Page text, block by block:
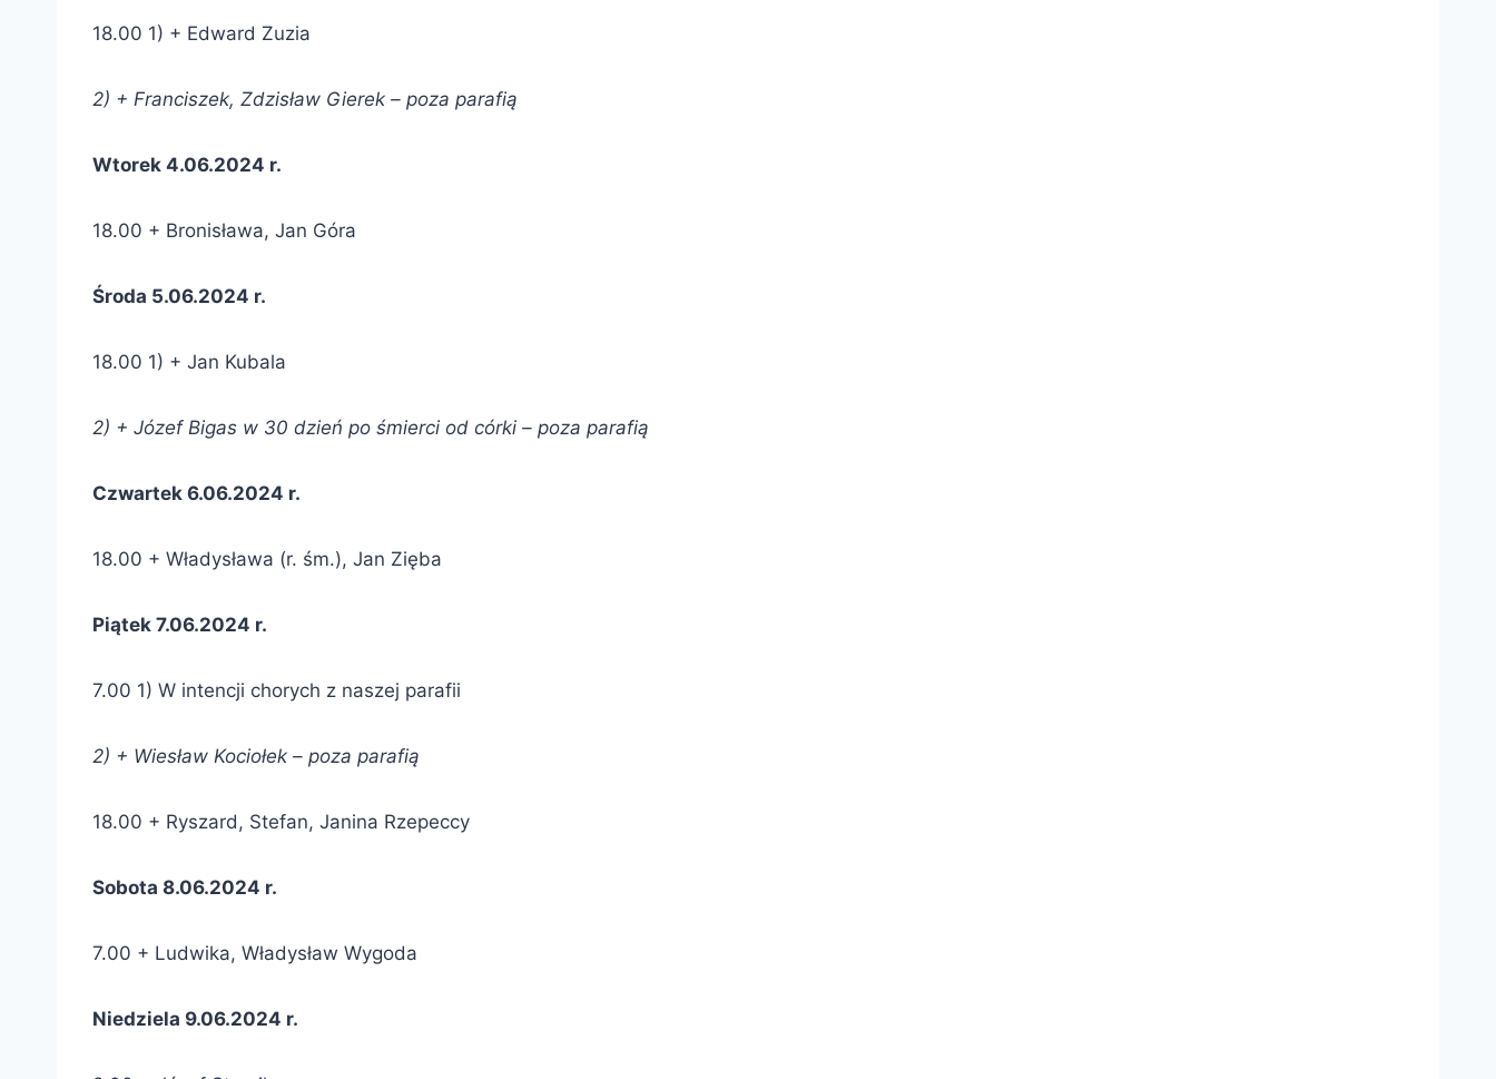
18.00 1) + Edward Zuzia
2) + Franciszek, Zdzisław Gierek – poza parafią
Wtorek 4.06.2024 r.
18.00 + Bronisława, Jan Góra
Środa 5.06.2024 r.
18.00 1) + Jan Kubala
2) + Józef Bigas w 30 dzień po śmierci od córki – poza parafią
Czwartek 6.06.2024 r.
18.00 + Władysława (r. śm.), Jan Zięba
Piątek 7.06.2024 r.
7.00 1) W intencji chorych z naszej parafii
2) + Wiesław Kociołek – poza parafią
18.00 + Ryszard, Stefan, Janina Rzepeccy
Sobota 8.06.2024 r.
7.00 + Ludwika, Władysław Wygoda
Niedziela 9.06.2024 r.